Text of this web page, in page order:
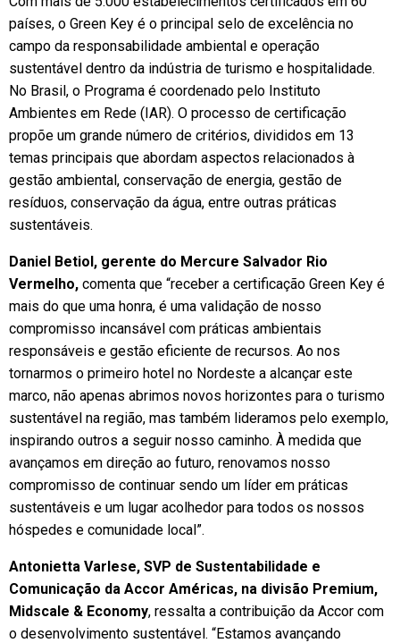
países, o Green Key é o principal selo de excelência no
campo da responsabilidade ambiental e operação
sustentável dentro da indústria de turismo e hospitalidade.
No Brasil, o Programa é coordenado pelo Instituto
Ambientes em Rede (IAR). O processo de certificação
propõe um grande número de critérios, divididos em 13
temas principais que abordam aspectos relacionados à
gestão ambiental, conservação de energia, gestão de
resíduos, conservação da água, entre outras práticas
sustentáveis.
Daniel Betiol, gerente do Mercure Salvador Rio
Vermelho, comenta que “receber a certificação Green Key é
mais do que uma honra, é uma validação de nosso
compromisso incansável com práticas ambientais
responsáveis e gestão eficiente de recursos. Ao nos
tornarmos o primeiro hotel no Nordeste a alcançar este
marco, não apenas abrimos novos horizontes para o turismo
sustentável na região, mas também lideramos pelo exemplo,
inspirando outros a seguir nosso caminho. À medida que
avançamos em direção ao futuro, renovamos nosso
compromisso de continuar sendo um líder em práticas
sustentáveis e um lugar acolhedor para todos os nossos
hóspedes e comunidade local”.
Antonietta Varlese, SVP de Sustentabilidade e
Comunicação da Accor Américas, na divisão Premium,
Midscale & Economy, ressalta a contribuição da Accor com
o desenvolvimento sustentável. “Estamos avançando